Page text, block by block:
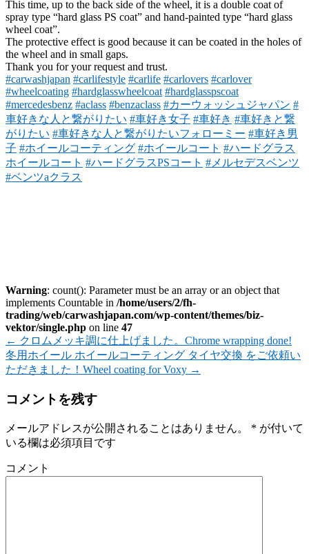
This time, up to the back side of the wheel, it is a double coat of
spray type “hard glass PS coat” and hand-painted type “hard glass
wheel coat”.
The protective effect is good because it can be coated in the holes of
the wheel and in small gaps.
Thank you for your request and trust.
#carwashjapan #carlifestyle #carlife #carlovers #carlover
#wheelcoating #hardglasswheelcoat #hardglasspscoat
#mercedesbenz #aclass #benzaclass #カーウォッシュジャパン #
車好きな人と繋がりたい #車好き女子 #車好き #車好きと繋
がりたい #車好きな人と繋がりたいフォローミー #車好き男
子 #ホイールコーティング #ホイールコート #ハードグラス
ホイールコート #ハードグラスPSコート #メルセデスベンツ
#ベンツaクラス
Warning: count(): Parameter must be an array or an object that
implements Countable in /home/users/2/fh-
trading/web/carwashjapan.com/wp-content/themes/biz-
vektor/single.php on line 47
← クロムメッキ調に仕上げました。Chrome wrapping done!
冬用ホイール ホイールコーティング タイヤ交換 をご依頼い
ただきました！Wheel coating for Voxy →
コメントを残す
メールアドレスが公開されることはありません。 * が付いて
いる欄は必須項目です
コメント